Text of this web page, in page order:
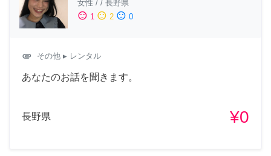
女性 / / 長野県
sentiment_satisfied 1 sentiment_neutral 2 sentiment_dissatisfied 0
attachment その他 ▸ レンタル
あなたのお話を聞きます。
長野県 ¥0